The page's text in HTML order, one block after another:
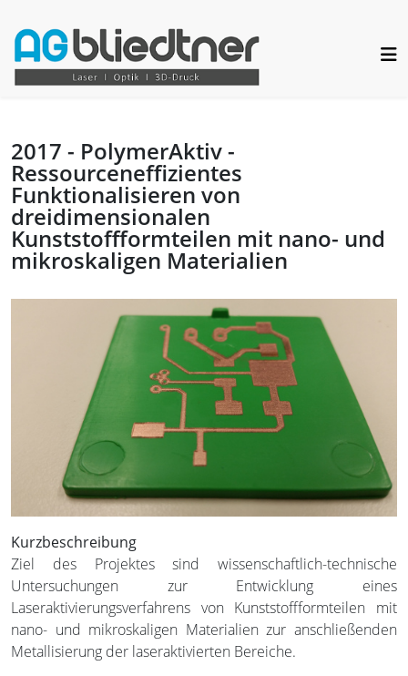
2017 - PolymerAktiv -
Ressourceneffizientes
Funktionalisieren von
dreidimensionalen
Kunststoffformteilen mit nano- und
mikroskaligen Materialien
Kurzbeschreibung
Ziel des Projektes sind wissenschaftlich-technische
Untersuchungen zur Entwicklung eines
Laseraktivierungsverfahrens von Kunststoffformteilen mit
nano- und mikroskaligen Materialien zur anschließenden
Metallisierung der laseraktivierten Bereiche.